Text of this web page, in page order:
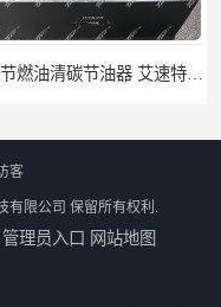
客
有限公司 保留所有权利.
管理员入口 网站地图